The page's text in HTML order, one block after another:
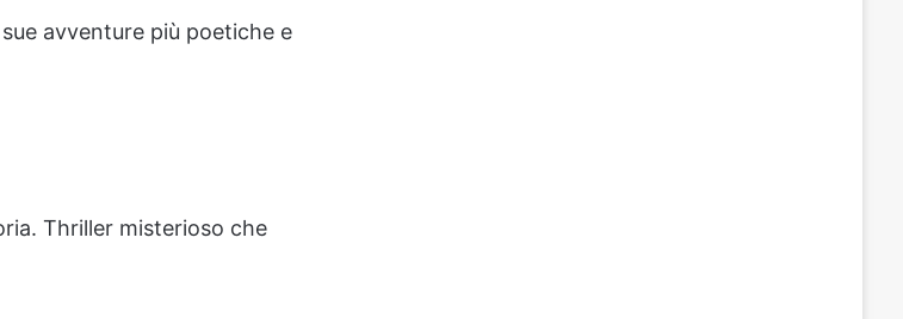
avventure più poetiche e
Thriller misterioso che